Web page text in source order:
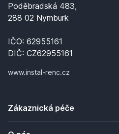
Poděbradská 483,
288 02 Nymburk
IČO: 62955161
DIČ: CZ62955161
www.instal-renc.cz
Zákaznická péče